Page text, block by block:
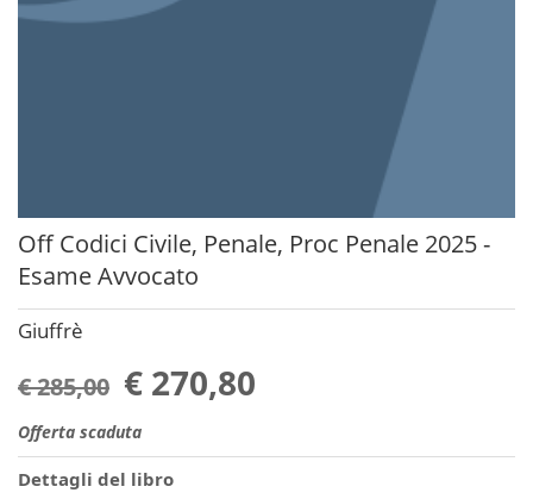
Off Codici Civile, Penale, Proc Penale 2025 -
Esame Avvocato
Giuffrè
€ 285,00 € 270,80
Offerta scaduta
Dettagli del libro